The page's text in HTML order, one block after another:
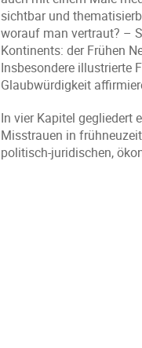
sichtbar und
worauf man vertraut? –
Kontinents: der Frühen
Insbesondere illustrierte
Glaubwürdigkeit
In vier Kapitel gegliedert
Misstrauen in
politisch-juridischen,